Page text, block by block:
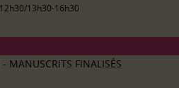
13h30-16h30
- MANUSCRITS FINALISÉS